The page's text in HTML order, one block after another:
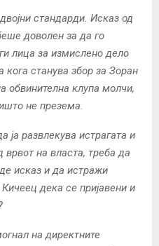
стандарди. Исказ од
доволен за да го
лица за измислено дело
кога станува збор за Зоран
обвинителна клупа молчи,
не презема.
развлекува истрагата и
врвот на власта, треба да
исказ и да истражи
дека се пријавени и
на директните